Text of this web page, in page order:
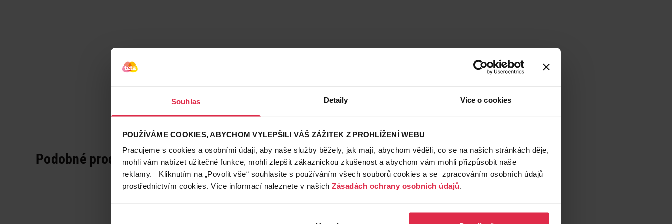
Souhlas Detaily Více o cookies
POUŽÍVÁME COOKIES, ABYCHOM VYLEPŠILI VÁŠ ZÁŽITEK Z PROHLÍŽENÍ WEBU
Pracujeme s cookies a osobními údaji, aby naše služby běžely, jak mají, abychom věděli, co se na našich stránkách děje,
mohli vám nabízet užitečné funkce, mohli zlepšit zákaznickou zkušenost a abychom vám mohli přizpůsobit naše
reklamy. Kliknutím na „Povolit vše“ souhlasíte s používáním všech souborů cookies a se zpracováním osobních údajů
prostřednictvím cookies. Více informací naleznete v našich Zásadách ochrany osobních údajů.
Podobné produkty